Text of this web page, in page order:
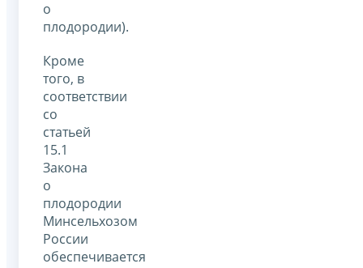
о
плодородии).
Кроме
того, в
соответствии
со
статьей
15.1
Закона
о
плодородии
Минсельхозом
России
обеспечивается